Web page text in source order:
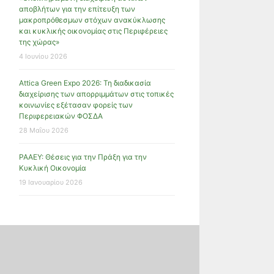
αποβλήτων για την επίτευξη των
μακροπρόθεσμων στόχων ανακύκλωσης
και κυκλικής οικονομίας στις Περιφέρειες
της χώρας»
4 Ιουνίου 2026
Attica Green Expo 2026: Τη διαδικασία
διαχείρισης των απορριμμάτων στις τοπικές
κοινωνίες εξέτασαν φορείς των
Περιφερειακών ΦΟΣΔΑ
28 Μαΐου 2026
ΡΑΑΕΥ: Θέσεις για την Πράξη για την
Κυκλική Οικονομία
19 Ιανουαρίου 2026